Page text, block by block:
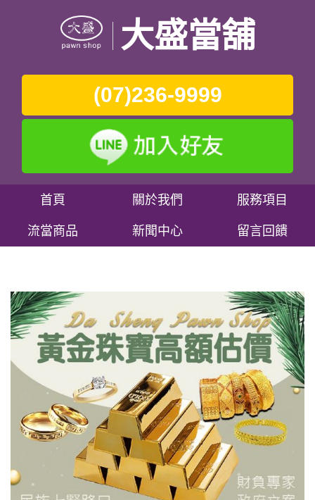
大盛當舖
(07)236-9999
首頁 關於我們 服務項目
流當商品 新聞中心 留言回饋